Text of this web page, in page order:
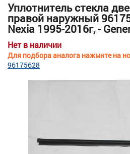
Уплотнитель стекла
правой наружный
Nexia 1995-2016г, -
Нет в наличии
Для подбора аналога нажмите на
96175628